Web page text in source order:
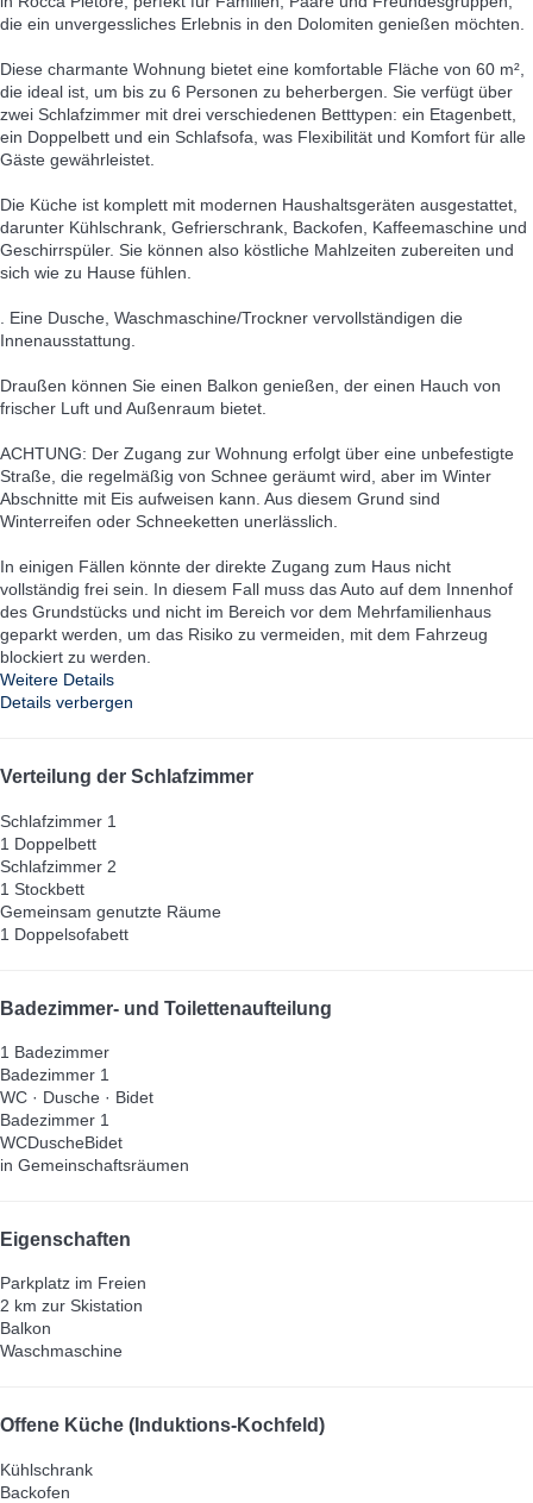
die ein unvergessliches Erlebnis in den Dolomiten genießen möchten.
Diese charmante Wohnung bietet eine komfortable Fläche von 60 m²,
die ideal ist, um bis zu 6 Personen zu beherbergen. Sie verfügt über
zwei Schlafzimmer mit drei verschiedenen Betttypen: ein Etagenbett,
ein Doppelbett und ein Schlafsofa, was Flexibilität und Komfort für alle
Gäste gewährleistet.
Die Küche ist komplett mit modernen Haushaltsgeräten ausgestattet,
darunter Kühlschrank, Gefrierschrank, Backofen, Kaffeemaschine und
Geschirrspüler. Sie können also köstliche Mahlzeiten zubereiten und
sich wie zu Hause fühlen.
. Eine Dusche, Waschmaschine/Trockner vervollständigen die
Innenausstattung.
Draußen können Sie einen Balkon genießen, der einen Hauch von
frischer Luft und Außenraum bietet.
ACHTUNG: Der Zugang zur Wohnung erfolgt über eine unbefestigte
Straße, die regelmäßig von Schnee geräumt wird, aber im Winter
Abschnitte mit Eis aufweisen kann. Aus diesem Grund sind
Winterreifen oder Schneeketten unerlässlich.
In einigen Fällen könnte der direkte Zugang zum Haus nicht
vollständig frei sein. In diesem Fall muss das Auto auf dem Innenhof
des Grundstücks und nicht im Bereich vor dem Mehrfamilienhaus
geparkt werden, um das Risiko zu vermeiden, mit dem Fahrzeug
blockiert zu werden.
Weitere Details
Details verbergen
Verteilung der Schlafzimmer
Schlafzimmer 1
1 Doppelbett
Schlafzimmer 2
1 Stockbett
Gemeinsam genutzte Räume
1 Doppelsofabett
Badezimmer- und Toilettenaufteilung
1 Badezimmer
Badezimmer 1
WC · Dusche · Bidet
Badezimmer 1
WCDuscheBidet
in Gemeinschaftsräumen
Eigenschaften
Parkplatz im Freien
2 km zur Skistation
Balkon
Waschmaschine
Offene Küche (Induktions-Kochfeld)
Kühlschrank
Backofen